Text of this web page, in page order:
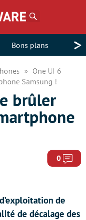
Bons plans >
One UI 6
Samsung !
brûler
0
de
de décalage des